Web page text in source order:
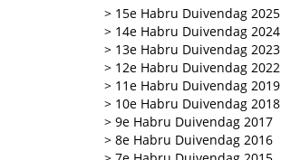
> 15e Habru Duivendag 2025
> 14e Habru Duivendag 2024
> 13e Habru Duivendag 2023
> 12e Habru Duivendag 2022
> 11e Habru Duivendag 2019
> 10e Habru Duivendag 2018
> 9e Habru Duivendag 2017
> 8e Habru Duivendag 2016